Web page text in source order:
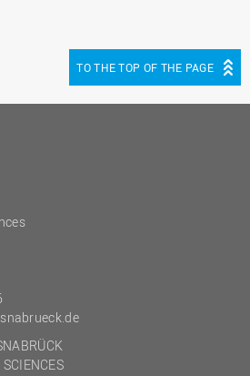
TO THE TOP OF THE PAGE